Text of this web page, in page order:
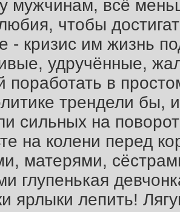
мужчинам, всё
чтобы
- кризис им жизнь
удручённые,
поработать в
трендели бы,
сильных на
на колени перед
матерями,
глупенькая
ярлыки лепить!